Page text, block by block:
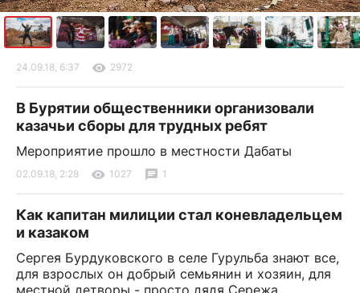
24.09.18, 6:37 2972
В Бурятии общественники организовали
казачьи сборы для трудных ребят
Мероприятие прошло в местности Дабаты
02.09.18, 2:28 1027 1
Как капитан милиции стал коневладельцем
и казаком
Сергея Бурдуковского в селе Гурульба знают все,
для взрослых он добрый семьянин и хозяин, для
местной детворы - просто дядя Сережа